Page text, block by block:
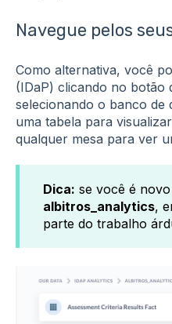
Navegue pelos
Como alternativa, você
(IDaP) clicando no botão
selecionando o banco de
uma tabela para
qualquer mesa para ver
Dica: se você é
albitros_analytics,
parte do trabalho